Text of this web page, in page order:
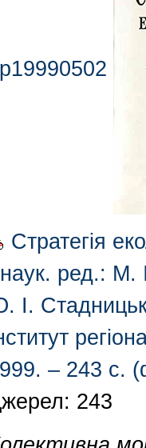
Стратегія
ред.: М.
І.
– 243 с.
243